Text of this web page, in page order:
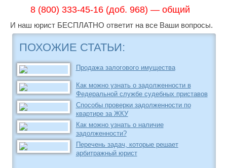
8 (800) 333-45-16 (доб. 968) — общий
И наш юрист БЕСПЛАТНО ответит на все Ваши вопросы.
ПОХОЖИЕ СТАТЬИ:
Продажа залогового имущества
Как можно узнать о задолженности в
Федеральной службе судебных приставов
Способы проверки задолженности по
квартире за ЖКУ
Как можно узнать о наличие
задолженности?
Перечень задач, которые решает
арбитражный юрист